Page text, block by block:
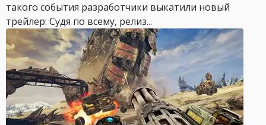
такого события разработчики выкатили новый
трейлер: Судя по всему, релиз...